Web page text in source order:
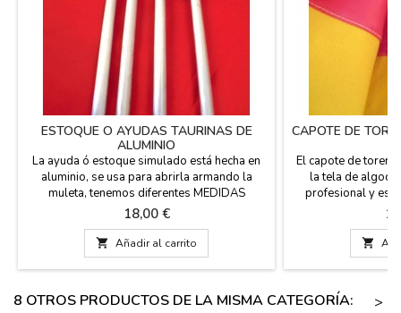
ESTOQUE O AYUDAS TAURINAS DE
ALUMINIO
La ayuda ó estoque simulado está hecha en
aluminio, se usa para abrirla armando la
muleta, tenemos diferentes MEDIDAS
dependiendo del tamaño de la muleta.
Modelo 1: INFANTIL sin punta (de 2 a 4 años)
medida 46 cm. Modelo 2: JUNIOR (de 10 a 15
años) medida 78 cm. Modelo 3:
PROFESIONAL medida 91 cm.
Precio
18,00 €
 Añadir al carrito
CAPOTE DE
El capote de torero
la tela de
profesional y
niños a partir de
mide de ancho
vuelo de 320 cm.
por sastre
APELLIDO O

8 OTROS PRODUCTOS DE LA MISMA CATEGORÍA:
>